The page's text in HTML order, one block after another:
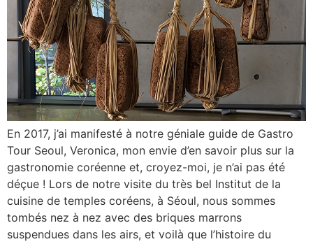
En 2017, j’ai manifesté à notre géniale guide de Gastro
Tour Seoul, Veronica, mon envie d’en savoir plus sur la
gastronomie coréenne et, croyez-moi, je n’ai pas été
déçue ! Lors de notre visite du très bel Institut de la
cuisine de temples coréens, à Séoul, nous sommes
tombés nez à nez avec des briques marrons
suspendues dans les airs, et voilà que l’histoire du